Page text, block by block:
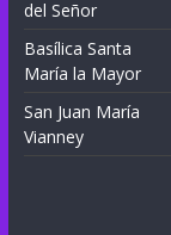
del Señor
Basílica Santa
María la Mayor
San Juan María
Vianney